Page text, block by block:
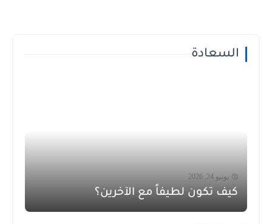
السعادة
يونيو 24, 2026
كيف تكون لطيفاً مع الآخرين؟